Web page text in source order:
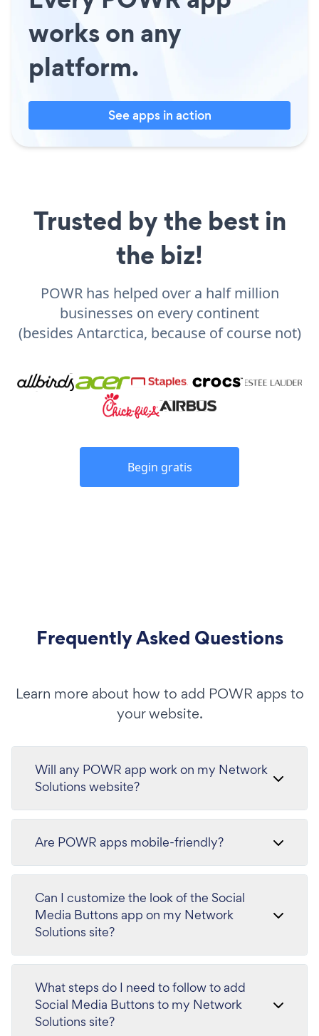
works on any
platform.
See apps in action
Trusted by the best in
the biz!
POWR has helped over a half million
businesses on every continent
(besides Antarctica, because of course not)
Begin gratis
Frequently Asked Questions
Learn more about how to add POWR apps to
your website.
Will any POWR app work on my Network
Solutions website?
Are POWR apps mobile-friendly?
Can I customize the look of the Social
Media Buttons app on my Network
Solutions site?
What steps do I need to follow to add
Social Media Buttons to my Network
Solutions site?